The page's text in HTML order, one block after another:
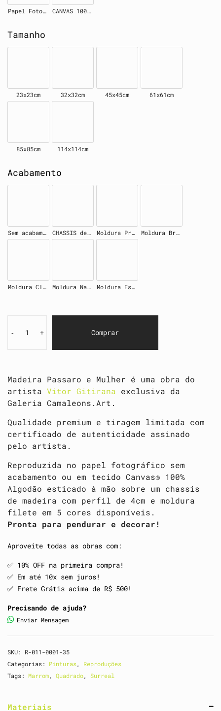
Papel Fotográfico CANVAS 100% Algodão
Tamanho
23x23cm 32x32cm 45x45cm 61x61cm
85x85cm 114x114cm
Acabamento
Sem acabamento CHASSIS de madeira 4cm Moldura Preta Moldura Branca
Moldura Clara Moldura Natural Moldura Escura
- + Comprar
Madeira Passaro e Mulher é uma obra do
artista Vitor Gitirana exclusiva da
Galeria Camaleons.Art.
Qualidade premium e tiragem limitada com
certificado de autenticidade assinado
pelo artista.
Reproduzida no papel fotográfico sem
acabamento ou em tecido Canvas® 100%
Algodão esticado à mão sobre um chassis
de madeira com perfil de 4cm e moldura
filete em 5 cores disponíveis.
Pronta para pendurar e decorar!
Aproveite todas as obras com:
✅️ 10% OFF na primeira compra!
✅️ Em até 10x sem juros!
✅️ Frete Grátis acima de R$ 500!
Precisando de ajuda?
Enviar Mensagem
SKU: R-011-0001-35
Categorias: Pinturas, Reproduções
Tags: Marrom, Quadrado, Surreal
Materiais